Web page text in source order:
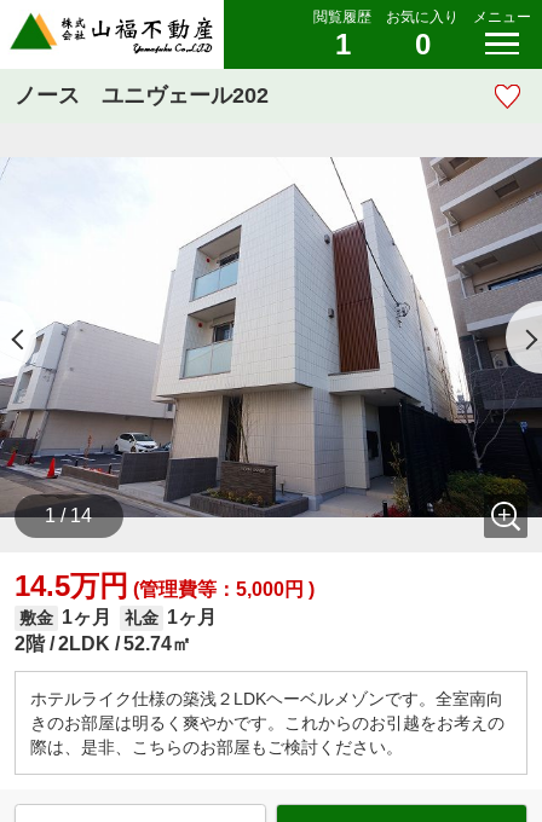
閲覧履歴
1
お気に入り
0
メニュー
ノース ユニヴェール202
1 / 14
14.5万円 (管理費等：5,000円 )
敷金 1ヶ月 礼金 1ヶ月
2階 2LDK 52.74㎡
ホテルライク仕様の築浅２LDKヘーベルメゾンです。全室南向
きのお部屋は明るく爽やかです。これからのお引越をお考えの
際は、是非、こちらのお部屋もご検討ください。